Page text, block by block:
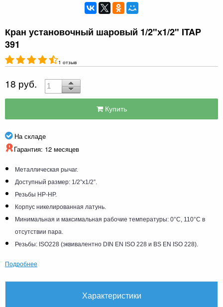
Кран установочный шаровый 1/2"х1/2" ITAP
391
1 отзыв
18 руб.
Купить
На складе
Гарантия: 12 месяцев
Металлическая рычаг.
Доступный размер: 1/2”x1/2”.
Резьбы НР-НР.
Корпус никелированная латунь.
Минимальная и максимальная рабочие температуры: 0°C, 110°C в
отсутствии пара.
Резьбы: ISO228 (эквивалентно DIN EN ISO 228 и BS EN ISO 228).
Подробнее
Характеристики